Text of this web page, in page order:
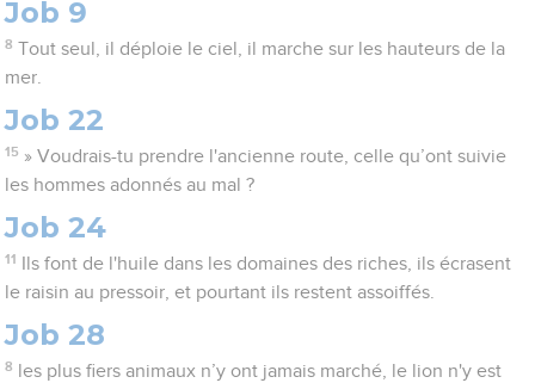
Job 9
8 Tout seul, il déploie le ciel, il marche sur les hauteurs de la
mer.
Job 22
15 » Voudrais-tu prendre l'ancienne route, celle qu’ont suivie
les hommes adonnés au mal ?
Job 24
11
Ils font de l'huile dans les domaines des riches, ils écrasent
le raisin au pressoir, et pourtant ils restent assoiffés.
Job 28
8
les plus fiers animaux n’y ont jamais marché, le lion n'y est